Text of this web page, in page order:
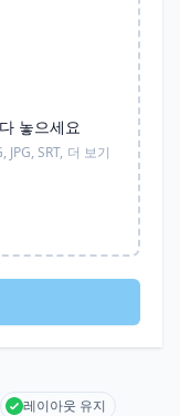
놓으세요
JPG, SRT, 더 보기
레이아웃 유지